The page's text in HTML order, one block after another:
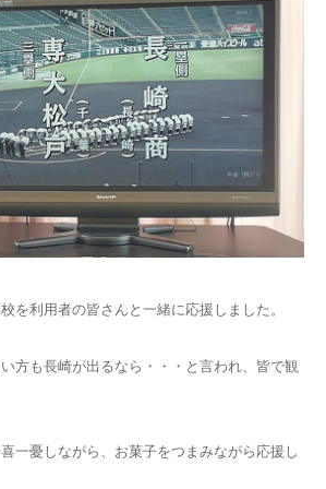
を利用者の皆さんと一緒に応援しました。
方も長崎が出るなら・・・と言われ、皆で観
一憂しながら、お菓子をつまみながら応援し
ィア